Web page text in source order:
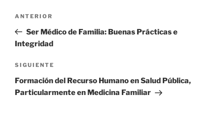
entradas
Entrada
anterior
ANTERIOR
Ser Médico de Familia: Buenas Prácticas e
Integridad
Siguiente
entrada
SIGUIENTE
Formación del Recurso Humano en Salud Pública,
Particularmente en Medicina Familiar